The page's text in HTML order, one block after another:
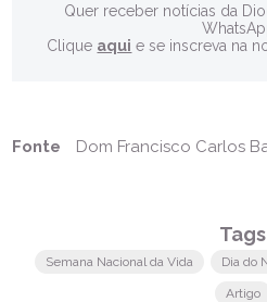
Quer receber notícias da
Clique aqui e se inscreva na
Fonte Dom Francisco Carlos
Tags
Semana Nacional da Vida Dia do
Artigo